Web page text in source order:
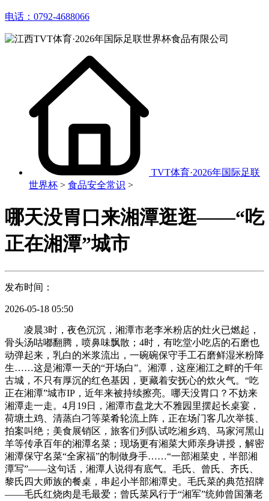
电话：0792-4688066
TVT体育·2026年国际足联
世界杯 > 食品安全常识 >
哪天没胃口来湘潭逛逛——“吃
正在湘潭”城市
发布时间：
2026-05-18 05:50
凌晨3时，夜色沉沉，湘潭市老李米粉店的灶火已燃起，
骨头汤咕嘟翻腾，喷鼻味飘散；4时，有吃堂小吃店的石磨也
动弹起来，乳白的米浆流出，一碗碗保守手工石磨鲜湿米粉降
生……这是湘潭一天的“开场白”。湘潭，这座湘江之畔的千年
古城，不只有厚沉的红色基因，更藏着安抚心的炊火气。“吃
正在湘潭”城市IP，近年来被持续擦亮。哪天没胃口？不妨来
湘潭走一走。4月19日，湘潭市盘龙大不雅园里摆起长桌宴，
荷塘土鸡、清蒸白刁等菜肴轮流上阵，正在场门客几次举筷、
拍案叫绝；美食展销区，旅客们列队试吃湘乡鸡、马家河黑山
羊等传承百年的湘潭名菜；现场更有湘菜大师亲身讲授，解密
湘潭保守名菜“全家福”的制做身手……“一部湘菜史，半部湘
潭写”——这句话，湘潭人说得有底气。毛氏、曾氏、齐氏、
黎氏四大师族的餐桌，串起小半部湘潭史。毛氏菜的典范招牌
——毛氏红烧肉是毛最爱；曾氏菜风行于“湘军”统帅曾国藩老